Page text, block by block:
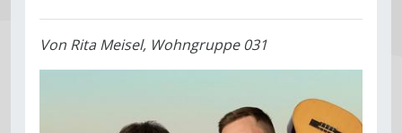
Von Rita Meisel, Wohngruppe 031